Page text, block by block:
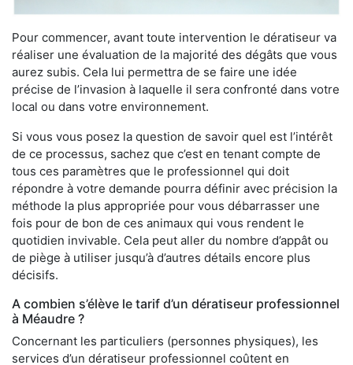
Pour commencer, avant toute intervention le dératiseur va
réaliser une évaluation de la majorité des dégâts que vous
aurez subis. Cela lui permettra de se faire une idée
précise de l’invasion à laquelle il sera confronté dans votre
local ou dans votre environnement.
Si vous vous posez la question de savoir quel est l’intérêt
de ce processus, sachez que c’est en tenant compte de
tous ces paramètres que le professionnel qui doit
répondre à votre demande pourra définir avec précision la
méthode la plus appropriée pour vous débarrasser une
fois pour de bon de ces animaux qui vous rendent le
quotidien invivable. Cela peut aller du nombre d’appât ou
de piège à utiliser jusqu’à d’autres détails encore plus
décisifs.
A combien s’élève le tarif d’un dératiseur professionnel
à Méaudre ?
Concernant les particuliers (personnes physiques), les
services d’un dératiseur professionnel coûtent en